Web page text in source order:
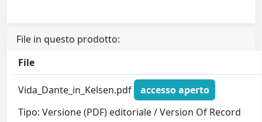
File in questo prodotto:
File
Vida_Dante_in_Kelsen.pdf
accesso aperto
Tipo: Versione (PDF) editoriale / Version Of Record